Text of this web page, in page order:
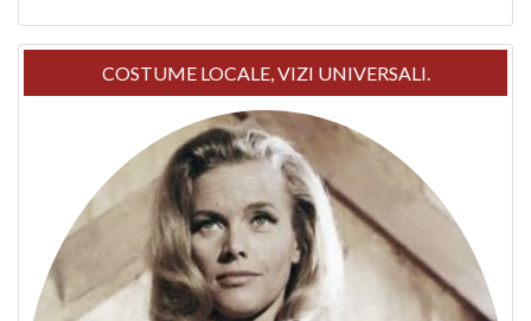
COSTUME LOCALE, VIZI UNIVERSALI.